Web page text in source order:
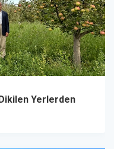
Dikilen Yerlerden